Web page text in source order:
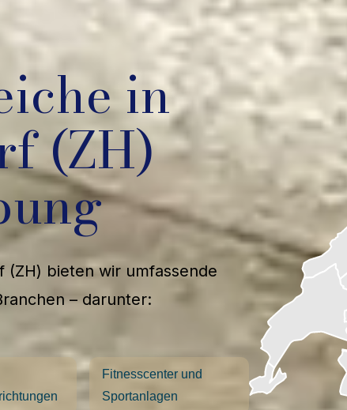
in
(ZH)
(ZH) bieten wir umfassende
– darunter:
Fitnesscenter und
Sportanlagen